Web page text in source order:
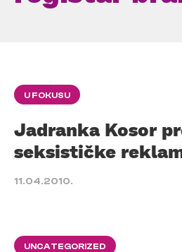
U FOKUSU
Jadranka Kosor
seksističke
11.04.2010.
UNCATEGORIZED